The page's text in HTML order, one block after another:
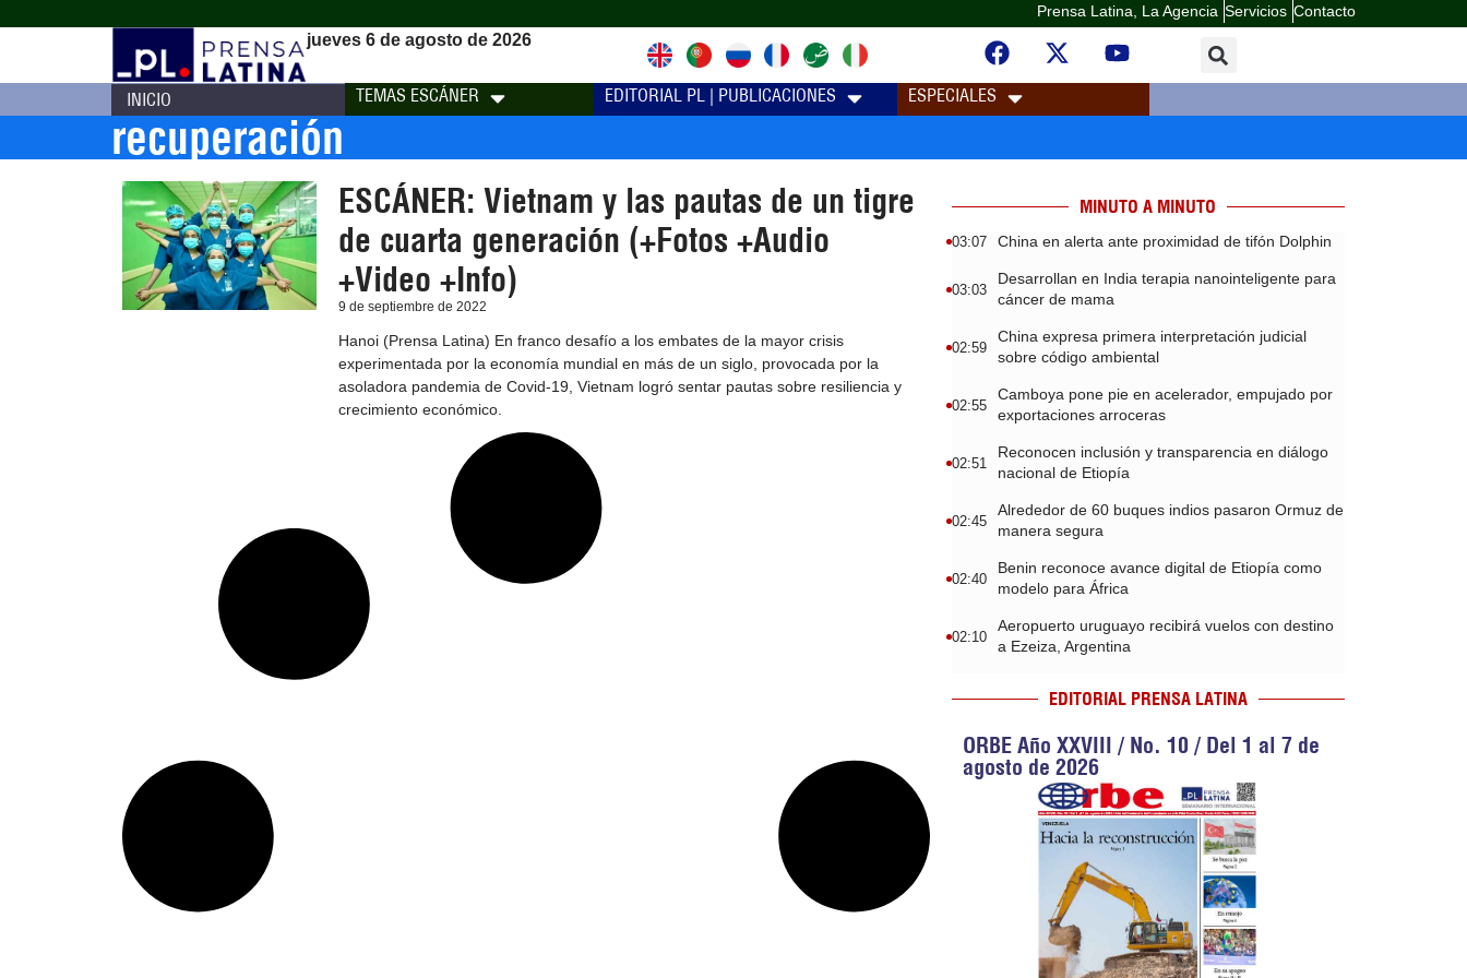
Prensa Latina, La Agencia Servicios Contacto
jueves 6 de agosto de 2026
INICIO TEMAS ESCÁNER EDITORIAL PL | PUBLICACIONES ESPECIALES
recuperación
ESCÁNER: Vietnam y las pautas de un tigre
de cuarta generación (+Fotos +Audio
+Video +Info)
9 de septiembre de 2022
Hanoi (Prensa Latina) En franco desafío a los embates de la mayor crisis
experimentada por la economía mundial en más de un siglo, provocada por la
asoladora pandemia de Covid-19, Vietnam logró sentar pautas sobre resiliencia y
crecimiento económico.
MINUTO A MINUTO
03:07 China en alerta ante proximidad de tifón Dolphin
03:03
Desarrollan en India terapia nanointeligente para
cáncer de mama
02:59
China expresa primera interpretación judicial
sobre código ambiental
02:55
Camboya pone pie en acelerador, empujado por
exportaciones arroceras
02:51
Reconocen inclusión y transparencia en diálogo
nacional de Etiopía
02:45
Alrededor de 60 buques indios pasaron Ormuz de
manera segura
02:40
Benin reconoce avance digital de Etiopía como
modelo para África
02:10
Aeropuerto uruguayo recibirá vuelos con destino
a Ezeiza, Argentina
EDITORIAL PRENSA LATINA
ORBE Año XXVIII / No. 10 / Del 1 al 7 de
agosto de 2026